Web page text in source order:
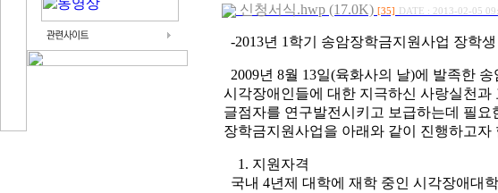
신청서식.hwp (17.0K) [35] DATE : 2013-02-05
-2013년 1학기 송암장학금지원사업 장학
2009년 8월 13일(육화사의 날)에 발족한
시각장애인들에 대한 지극하신 사랑실천
글점자를 연구발전시키고 보급하는데 필
장학금지원사업을 아래와 같이 진행하고자
1. 지원자격
국내 4년제 대학에 재학 중인 시각장애대